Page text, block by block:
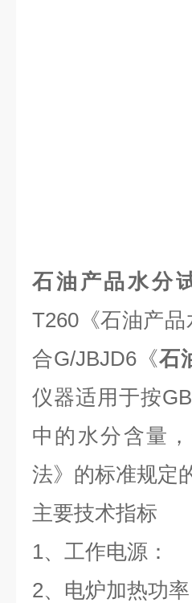
石油产品水分
T260 《石油产
合G/JBJD6 《石
仪器适用于按
中的水分含量
法》的标准规定
主要技术指标
1、工作电源：
2、电炉加热功率